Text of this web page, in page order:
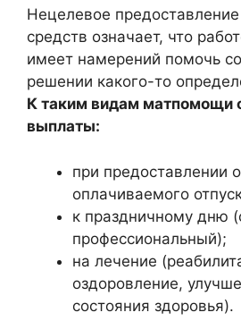
Нецелевое
средств означает, что
имеет намерений помочь
решении какого-то
К таким видам матпомощи
выплаты:
при предоставлении
оплачиваемого
к праздничному дню
профессиональный);
на лечение
оздоровление,
состояния здоровья).